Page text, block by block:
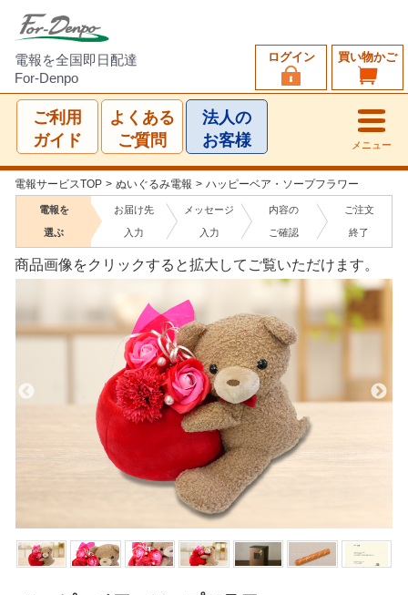
電報を全国即日配達
For-Denpo
買い物かご
ログイン
ご利用
ガイド
よくある
ご質問
法人の
お客様
メニュー
電報サービスTOP > ぬいぐるみ電報 > ハッピーベア・ソープフラワー
電報を
選ぶ
お届け先
入力
メッセージ
入力
内容の
ご確認
ご注文
終了
商品画像をクリックすると拡大してご覧いただけます。